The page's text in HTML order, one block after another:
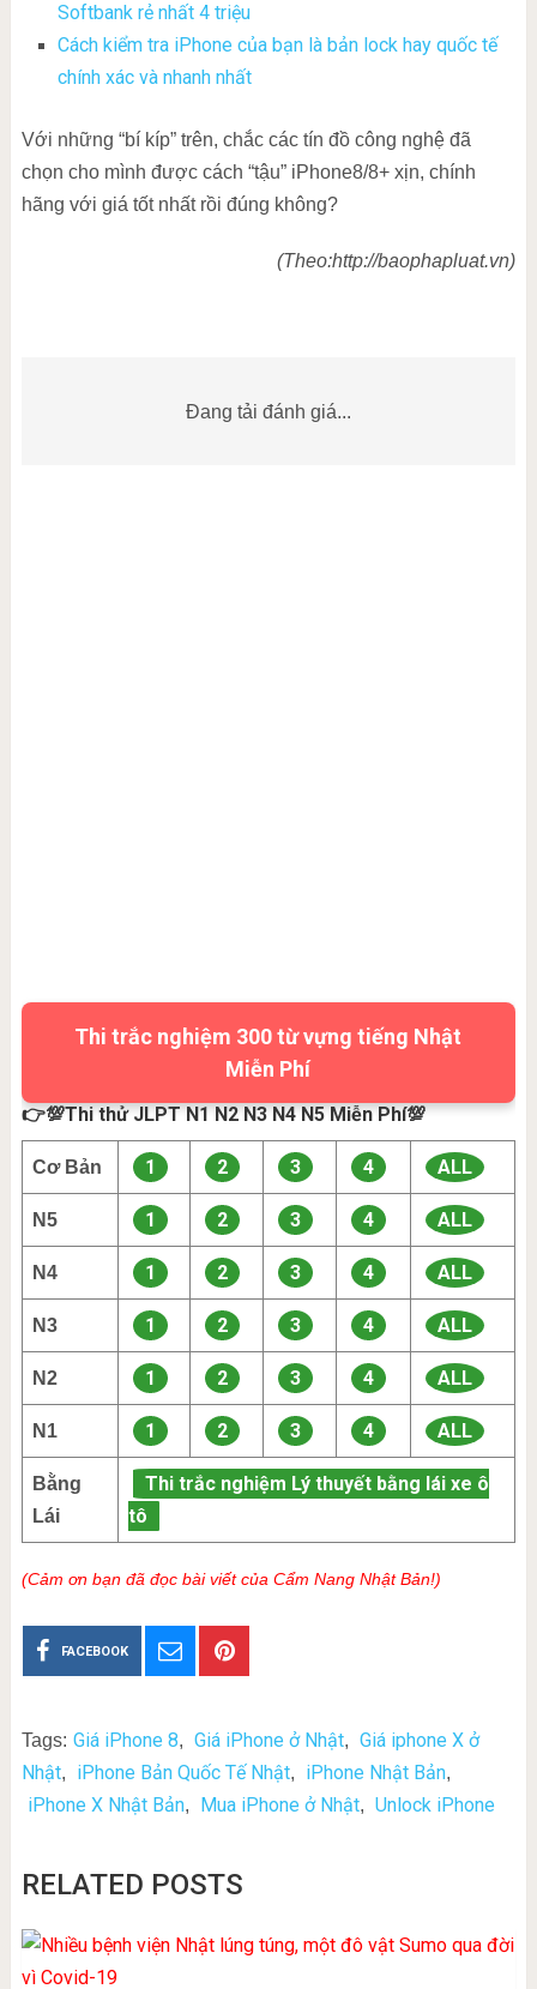
Softbank rẻ nhất 4 triệu
Cách kiểm tra iPhone của bạn là bản lock hay quốc tế
chính xác và nhanh nhất
Với những “bí kíp” trên, chắc các tín đồ công nghệ đã
chọn cho mình được cách “tậu” iPhone8/8+ xịn, chính
hãng với giá tốt nhất rồi đúng không?
(Theo:http://baophapluat.vn)
Đang tải đánh giá...
Thi trắc nghiệm 300 từ vựng tiếng Nhật
Miễn Phí
👉💯Thi thử JLPT N1 N2 N3 N4 N5 Miễn Phí💯
Cơ Bản 1 2 3 4 ALL
N5 1 2 3 4 ALL
N4 1 2 3 4 ALL
N3 1 2 3 4 ALL
N2 1 2 3 4 ALL
N1 1 2 3 4 ALL
Bằng
Lái
Thi trắc nghiệm Lý thuyết bằng lái xe ô
tô
(Cảm ơn bạn đã đọc bài viết của Cẩm Nang Nhật Bản!)
FACEBOOK
Tags: Giá iPhone 8, Giá iPhone ở Nhật, Giá iphone X ở
Nhật, iPhone Bản Quốc Tế Nhật, iPhone Nhật Bản,
iPhone X Nhật Bản, Mua iPhone ở Nhật, Unlock iPhone
RELATED POSTS